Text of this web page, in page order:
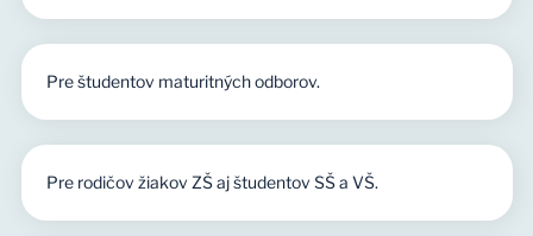
Pre študentov maturitných odborov.
Pre rodičov žiakov ZŠ aj študentov SŠ a VŠ.